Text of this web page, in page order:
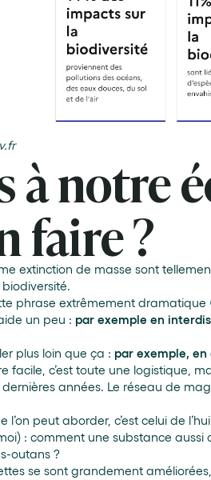
à notre
faire ?
extinction de masse sont
phrase extrêmement dramatique
un peu : par exemple en
plus loin que ça : par exemple,
facile, c’est toute une logistique,
années. Le réseau de
l’on peut aborder, c’est celui de
: comment une substance
outans ?
se sont grandement